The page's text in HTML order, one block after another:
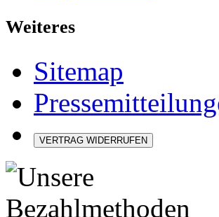
Weiteres
Sitemap
VERTRAG WIDERRUFEN